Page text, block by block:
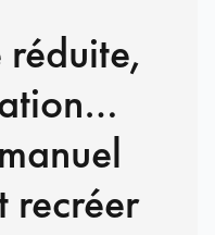
réduite,
recréer